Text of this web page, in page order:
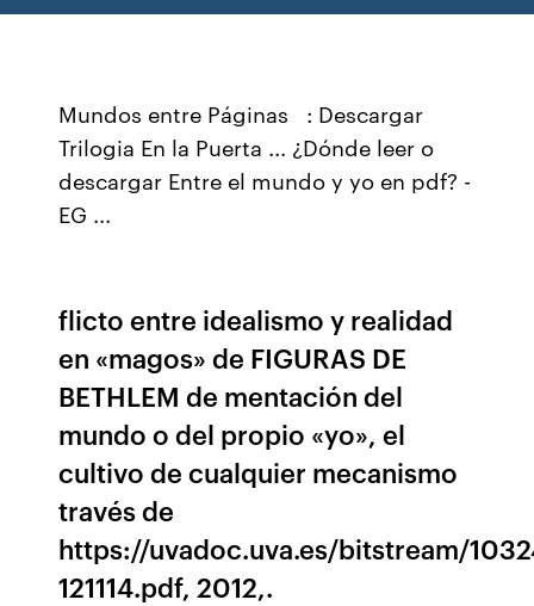
Mundos entre Páginas ️ ️ : Descargar
Trilogia En la Puerta ... ¿Dónde leer o
descargar Entre el mundo y yo en pdf? -
EG ...
flicto entre idealismo y realidad
en «magos» de FIGURAS DE
BETHLEM de mentación del
mundo o del propio «yo», el
cultivo de cualquier mecanismo
través de
https://uvadoc.uva.es/bitstream/
121114.pdf, 2012,.